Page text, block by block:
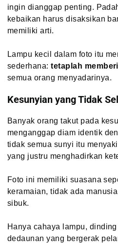
ingin dianggap penting.
kebaikan harus disaksikan
memiliki arti.
Lampu kecil dalam foto itu
sederhana:tetaplah
semua orang menyadarinya.
Kesunyian yang Tidak
Banyak orang takut pada
menganggap diam identik
tidak semua sunyi itu
yang justru menghadirkan
Foto ini memiliki suasana
keramaian, tidak ada
sibuk.
Hanya cahaya lampu,
dedaunan yang bergerak